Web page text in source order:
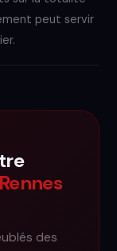
peut servir
des